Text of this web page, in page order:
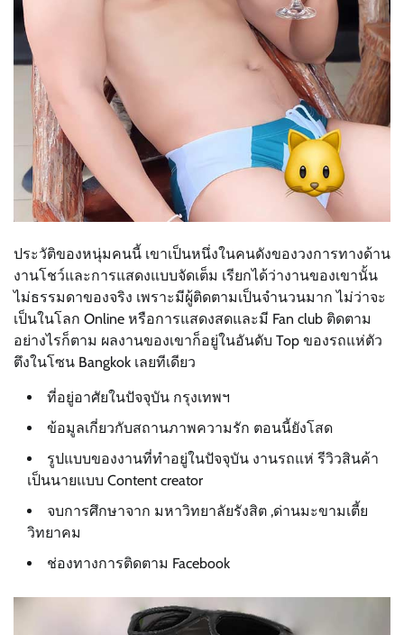
ประวัติของหนุ่มคนนี้ เขาเป็นหนึ่งในคนดังของวงการทางด้าน
งานโชว์และการแสดงแบบจัดเต็ม เรียกได้ว่างานของเขานั้น
ไม่ธรรมดาของจริง เพราะมีผู้ติดตามเป็นจำนวนมาก ไม่ว่าจะ
เป็นในโลก Online หรือการแสดงสดและมี Fan club ติดตาม
อย่างไรก็ตาม ผลงานของเขาก็อยู่ในอันดับ Top ของรถแห่ตัว
ตึงในโซน Bangkok เลยทีเดียว
ที่อยู่อาศัยในปัจจุบัน กรุงเทพฯ
ข้อมูลเกี่ยวกับสถานภาพความรัก ตอนนี้ยังโสด
รูปแบบของงานที่ทำอยู่ในปัจจุบัน งานรถแห่ รีวิวสินค้า
เป็นนายแบบ Content creator
จบการศึกษาจาก มหาวิทยาลัยรังสิต ,ด่านมะขามเตี้ย
วิทยาคม
ช่องทางการติดตาม Facebook